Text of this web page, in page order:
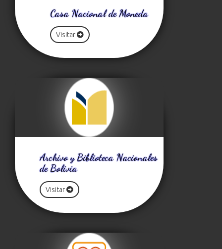
Casa Nacional de Moneda
Visitar
Archivo y Biblioteca Nacionales
de Bolivia
Visitar